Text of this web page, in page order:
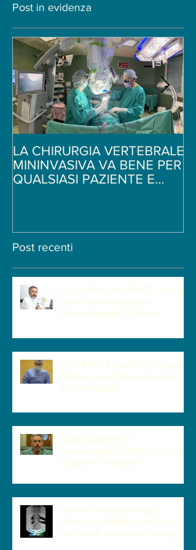
Post in evidenza
LA CHIRURGIA VERTEBRALE
MININVASIVA VA BENE PER
QUALSIASI PAZIENTE E
Post recenti
GUIDA PER IL PAZIENTE - Quanto
Deve Durare una Visita
Neurochirurgica? Il Tempo
GUIDA PER IL PAZIENTE - Come
Riconoscere l'Esperienza di un
Neurochirurgo
Come Capire se un
Neurochirurgo è il Medico Giusto |
Guida per il Paziente
Perché il Neurochirurgo Si
Preoccupa della Forza e Non Solo
del Dolore: Quando le Patologie